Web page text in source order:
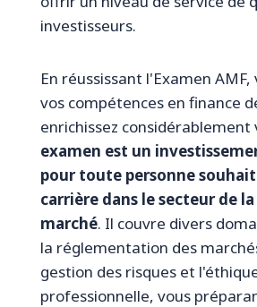
investisseurs.
En réussissant l'Examen AMF,
vos compétences en finance
enrichissez considérablement
examen est un
pour toute personne
carrière dans le secteur de
marché. Il couvre divers
la réglementation des
gestion des risques et
professionnelle, vous